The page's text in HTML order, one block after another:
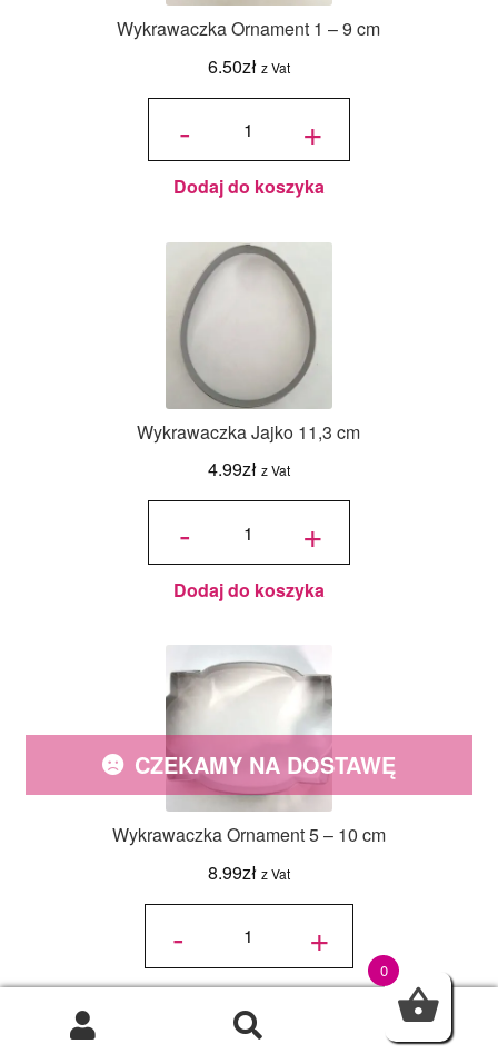
Wykrawaczka Ornament 1 – 9 cm
6.50zł z Vat
-
ilość
Ornament 1 -
9 cm +
Dodaj do koszyka
Wykrawaczka Jajko 11,3 cm
4.99zł z Vat
-
ilość
Jajko 11,3 cm +
Dodaj do koszyka
Wykrawaczka Ornament 5 – 10 cm
8.99zł z Vat
CZEKAMY NA DOSTAWĘ
-
ilość
Ornament 5 -
10 cm +
Dowiedz się więcej
0